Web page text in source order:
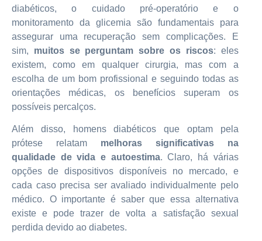
diabéticos, o cuidado pré-operatório e o
monitoramento da glicemia são fundamentais para
assegurar uma recuperação sem complicações. E
sim, muitos se perguntam sobre os riscos: eles
existem, como em qualquer cirurgia, mas com a
escolha de um bom profissional e seguindo todas as
orientações médicas, os benefícios superam os
possíveis percalços.
Além disso, homens diabéticos que optam pela
prótese relatam melhoras significativas na
qualidade de vida e autoestima. Claro, há várias
opções de dispositivos disponíveis no mercado, e
cada caso precisa ser avaliado individualmente pelo
médico. O importante é saber que essa alternativa
existe e pode trazer de volta a satisfação sexual
perdida devido ao diabetes.